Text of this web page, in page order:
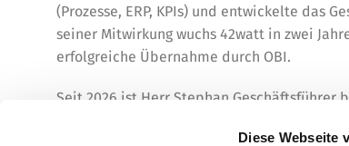
Diese Webseite
(Prozesse, ERP, KPIs) und entwickelte das
seiner Mitwirkung wuchs 42watt in zwei
erfolgreiche Übernahme durch OBI.
Seit 2026 ist Herr Stephan